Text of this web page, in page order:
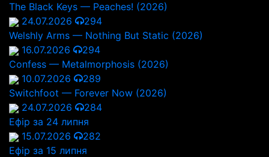
The Black Keys — Peaches! (2026)
24.07.2026
294
Welshly Arms — Nothing But Static (2026)
16.07.2026
294
Confess — Metalmorphosis (2026)
10.07.2026
289
Switchfoot — Forever Now (2026)
24.07.2026
284
Ефір за 24 липня
15.07.2026
282
Ефір за 15 липня